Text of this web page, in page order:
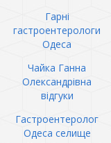
Гарні
гастроентерологи
Одеса
Чайка Ганна
Олександрівна
відгуки
Гастроентеролог
Одеса селище